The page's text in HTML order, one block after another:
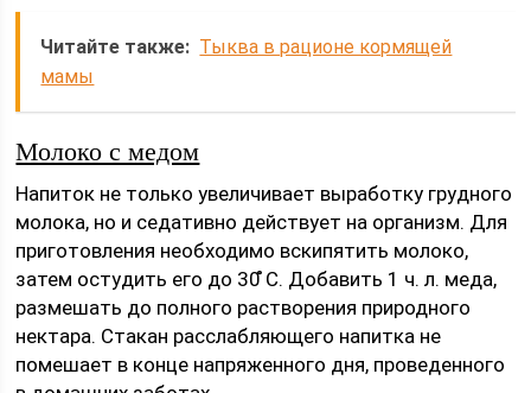
Читайте также: Тыква в рационе кормящей
мамы
Молоко с медом
Напиток не только увеличивает выработку грудного
молока, но и седативно действует на организм. Для
приготовления необходимо вскипятить молоко,
затем остудить его до 30 ̊С. Добавить 1 ч. л. меда,
размешать до полного растворения природного
нектара. Стакан расслабляющего напитка не
помешает в конце напряженного дня, проведенного